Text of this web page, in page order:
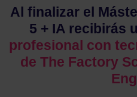
Al finalizar el
5 + IA recibirás
profesional con
de The Factory